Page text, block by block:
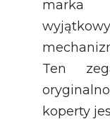
marka
Ten
koperty